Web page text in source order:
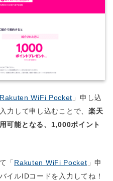
Rakuten WiFi Pocket 」申し込
力して申し込むことで、 楽天
可能となる、1,000ポイント
「 Rakuten WiFi Pocket 」申
イルIDコードを入力してね！